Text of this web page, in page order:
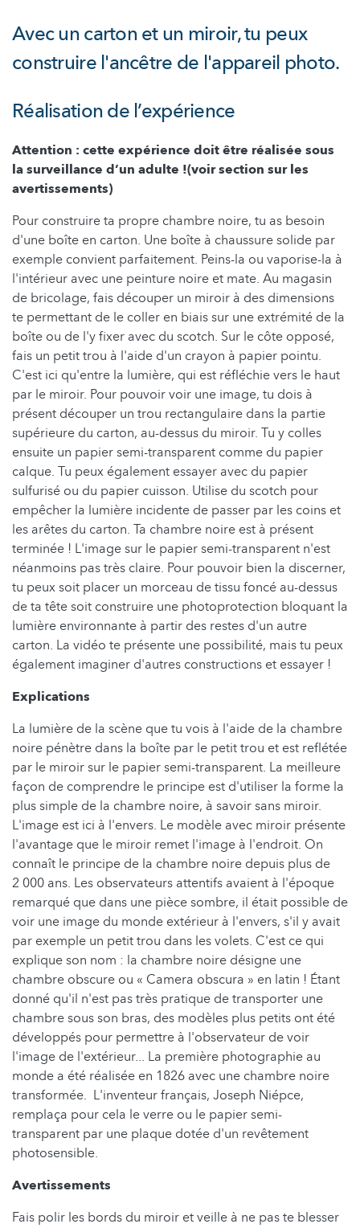
Avec un carton et un miroir, tu peux
construire l'ancêtre de l'appareil photo.
Réalisation de l’expérience
Attention : cette expérience doit être réalisée sous
la surveillance d’un adulte !(voir section sur les
avertissements)
Pour construire ta propre chambre noire, tu as besoin
d'une boîte en carton. Une boîte à chaussure solide par
exemple convient parfaitement. Peins-la ou vaporise-la à
l'intérieur avec une peinture noire et mate. Au magasin
de bricolage, fais découper un miroir à des dimensions
te permettant de le coller en biais sur une extrémité de la
boîte ou de l'y fixer avec du scotch. Sur le côte opposé,
fais un petit trou à l'aide d'un crayon à papier pointu.
C'est ici qu'entre la lumière, qui est réfléchie vers le haut
par le miroir. Pour pouvoir voir une image, tu dois à
présent découper un trou rectangulaire dans la partie
supérieure du carton, au-dessus du miroir. Tu y colles
ensuite un papier semi-transparent comme du papier
calque. Tu peux également essayer avec du papier
sulfurisé ou du papier cuisson. Utilise du scotch pour
empêcher la lumière incidente de passer par les coins et
les arêtes du carton. Ta chambre noire est à présent
terminée ! L'image sur le papier semi-transparent n'est
néanmoins pas très claire. Pour pouvoir bien la discerner,
tu peux soit placer un morceau de tissu foncé au-dessus
de ta tête soit construire une photoprotection bloquant la
lumière environnante à partir des restes d'un autre
carton. La vidéo te présente une possibilité, mais tu peux
également imaginer d'autres constructions et essayer !
Explications
La lumière de la scène que tu vois à l'aide de la chambre
noire pénètre dans la boîte par le petit trou et est reflétée
par le miroir sur le papier semi-transparent. La meilleure
façon de comprendre le principe est d'utiliser la forme la
plus simple de la chambre noire, à savoir sans miroir.
L'image est ici à l'envers. Le modèle avec miroir présente
l'avantage que le miroir remet l'image à l'endroit. On
connaît le principe de la chambre noire depuis plus de
2 000 ans. Les observateurs attentifs avaient à l'époque
remarqué que dans une pièce sombre, il était possible de
voir une image du monde extérieur à l'envers, s'il y avait
par exemple un petit trou dans les volets. C'est ce qui
explique son nom : la chambre noire désigne une
chambre obscure ou « Camera obscura » en latin ! Étant
donné qu'il n'est pas très pratique de transporter une
chambre sous son bras, des modèles plus petits ont été
développés pour permettre à l'observateur de voir
l'image de l'extérieur... La première photographie au
monde a été réalisée en 1826 avec une chambre noire
transformée. L'inventeur français, Joseph Niépce,
remplaça pour cela le verre ou le papier semi-
transparent par une plaque dotée d'un revêtement
photosensible.
Avertissements
Fais polir les bords du miroir et veille à ne pas te blesser